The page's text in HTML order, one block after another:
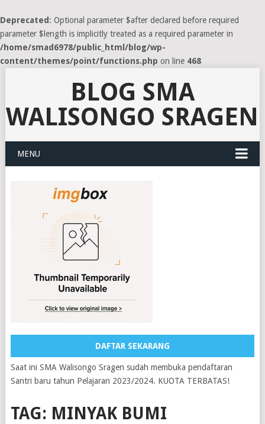
Deprecated : Optional parameter $after declared before required
parameter $length is implicitly treated as a required parameter in
/home/smad6978/public_html/blog/wp-
content/themes/point/functions.php on line 468
BLOG SMA
WALISONGO SRAGEN
MENU
DAFTAR SEKARANG
Saat ini SMA Walisongo Sragen sudah membuka pendaftaran
Santri baru tahun Pelajaran 2023/2024. KUOTA TERBATAS!
TAG: MINYAK BUMI